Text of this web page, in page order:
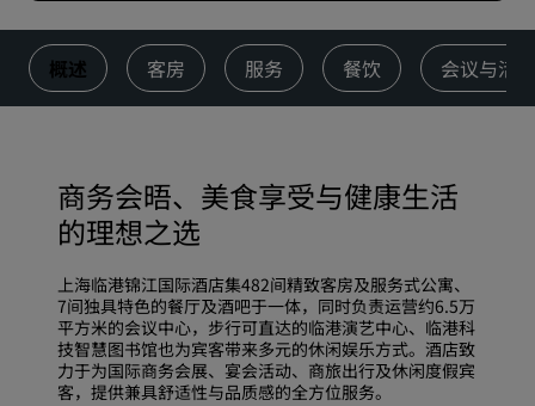
概述 客房 服务 餐饮 会议与活动
商务会晤、美食享受与健康生活
的理想之选
上海临港锦江国际酒店集482间精致客房及服务式公寓、
7间独具特色的餐厅及酒吧于一体，同时负责运营约6.5万
平方米的会议中心，步行可直达的临港演艺中心、临港科
技智慧图书馆也为宾客带来多元的休闲娱乐方式。酒店致
力于为国际商务会展、宴会活动、商旅出行及休闲度假宾
客，提供兼具舒适性与品质感的全方位服务。